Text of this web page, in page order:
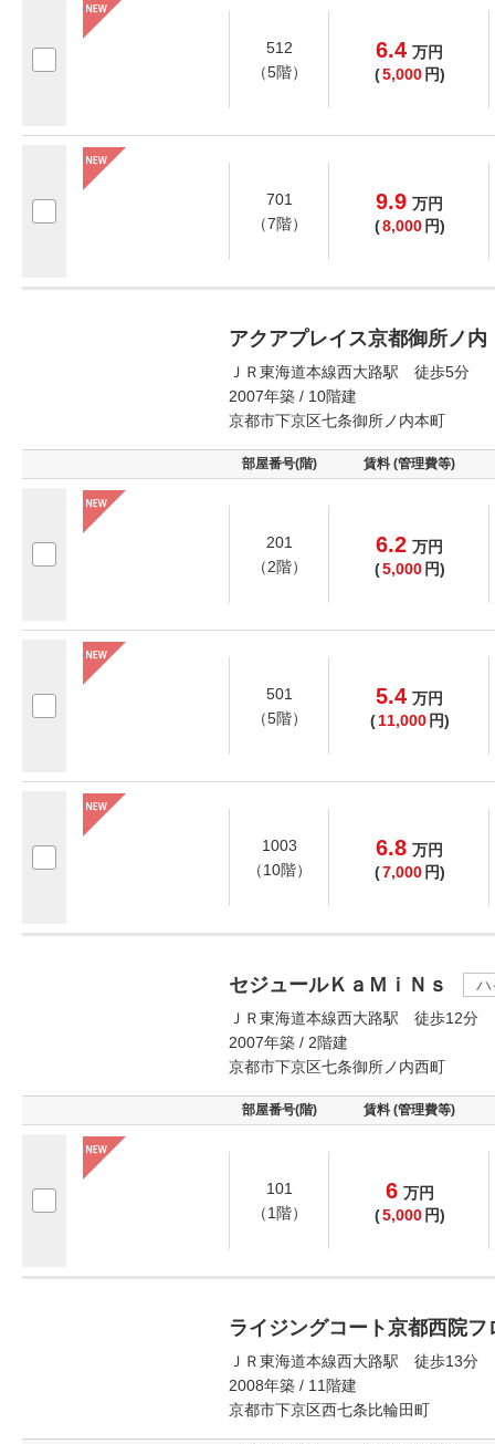
512
（5階）
6.4 万円
(5,000 円)
701
（7階）
9.9 万円
(8,000 円)
アクアプレイス京都御所ノ内
ＪＲ東海道本線西大路駅 徒歩5分
2007年築 / 10階建
京都市下京区七条御所ノ内本町
部屋番号(階) 賃料 (管理費等)
201
（2階）
6.2 万円
(5,000 円)
501
（5階）
5.4 万円
( 11,000 円)
1003
（10階）
6.8 万円
(7,000 円)
セジュールＫａＭｉＮｓ
ハ
ＪＲ東海道本線西大路駅 徒歩12分
2007年築 / 2階建
京都市下京区七条御所ノ内西町
部屋番号(階) 賃料 (管理費等)
101
（1階）
6 万円
(5,000 円)
ライジングコート京都西院
ＪＲ東海道本線西大路駅 徒歩13分
2008年築 / 11階建
京都市下京区西七条比輪田町